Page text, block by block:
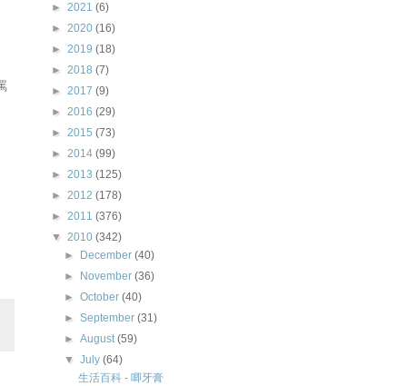
► 2021 (6)
► 2020 (16)
► 2019 (18)
► 2018 (7)
► 2017 (9)
► 2016 (29)
► 2015 (73)
► 2014 (99)
► 2013 (125)
► 2012 (178)
► 2011 (376)
▼ 2010 (342)
►
December(40)
►
November(36)
►October(40)
►September(31)
►August(59)
▼July(64)
生活百科 - 唧牙膏